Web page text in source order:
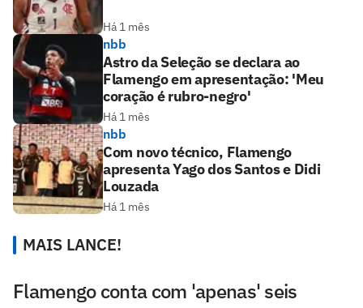
Há 1 mês
nbb
Astro da Seleção se declara ao
Flamengo em apresentação: 'Meu
coração é rubro-negro'
Há 1 mês
nbb
Com novo técnico, Flamengo
apresenta Yago dos Santos e Didi
Louzada
Há 1 mês
MAIS LANCE!
Flamengo conta com 'apenas' seis